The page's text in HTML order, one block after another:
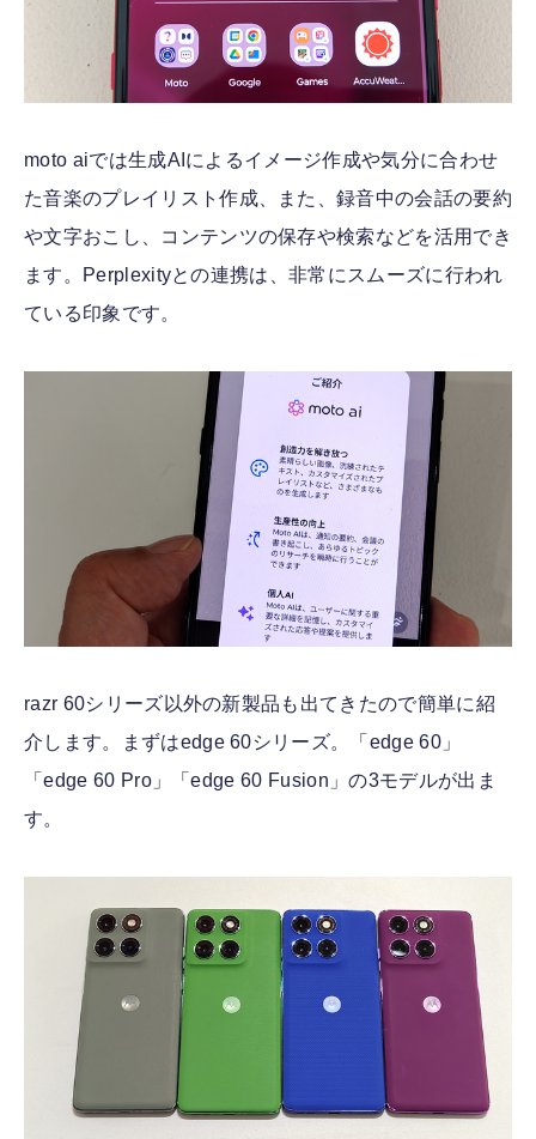
moto aiでは生成AIによるイメージ作成や気分に合わせ
た音楽のプレイリスト作成、また、録音中の会話の要約
や文字おこし、コンテンツの保存や検索などを活用でき
ます。Perplexityとの連携は、非常にスムーズに行われ
ている印象です。
razr 60シリーズ以外の新製品も出てきたので簡単に紹
介します。まずはedge 60シリーズ。「edge 60」
「edge 60 Pro」「edge 60 Fusion」の3モデルが出ま
す。